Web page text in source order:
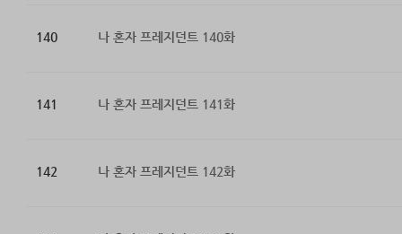
140 나 혼자 프레지던트 140화
141 나 혼자 프레지던트 141화
142 나 혼자 프레지던트 142화